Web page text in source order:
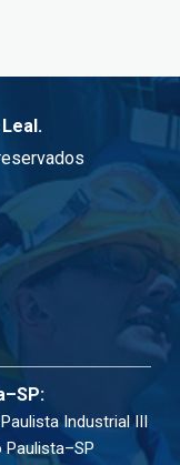
Industrial III
Paulista–SP